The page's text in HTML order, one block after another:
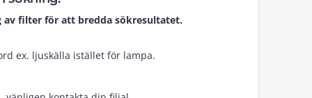
av filter för att bredda sökresultatet.
ex. ljuskälla istället för lampa.